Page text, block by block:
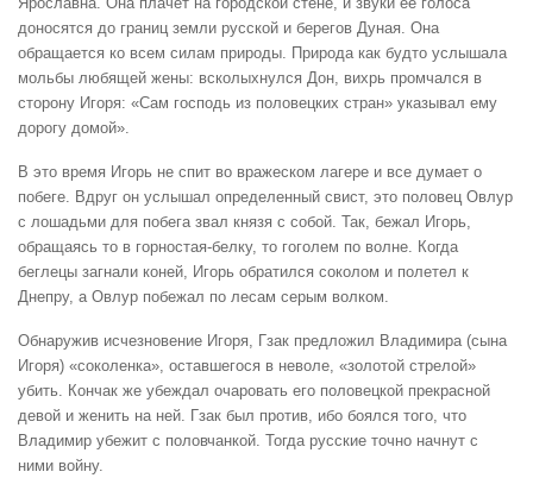
доносятся до границ земли русской и берегов Дуная. Она
обращается ко всем силам природы. Природа как будто услышала
мольбы любящей жены: всколыхнулся Дон, вихрь промчался в
сторону Игоря: «Сам господь из половецких стран» указывал ему
дорогу домой».
В это время Игорь не спит во вражеском лагере и все думает о
побеге. Вдруг он услышал определенный свист, это половец Овлур
с лошадьми для побега звал князя с собой. Так, бежал Игорь,
обращаясь то в горностая-белку, то гоголем по волне. Когда
беглецы загнали коней, Игорь обратился соколом и полетел к
Днепру, а Овлур побежал по лесам серым волком.
Обнаружив исчезновение Игоря, Гзак предложил Владимира (сына
Игоря) «соколенка», оставшегося в неволе, «золотой стрелой»
убить. Кончак же убеждал очаровать его половецкой прекрасной
девой и женить на ней. Гзак был против, ибо боялся того, что
Владимир убежит с половчанкой. Тогда русские точно начнут с
ними войну.